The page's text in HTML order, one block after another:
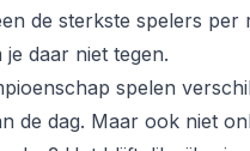
de sterkste spelers
daar niet tegen.
spelen
de dag. Maar ook niet